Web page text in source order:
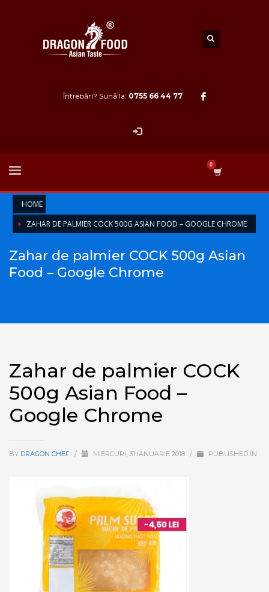
Întrebări? Sună la: 0755 66 44 77
HOME
ZAHAR DE PALMIER COCK 500G ASIAN FOOD – GOOGLE CHROME
Zahar de palmier COCK 500g Asian
Food – Google Chrome
Zahar de palmier COCK
500g Asian Food –
Google Chrome
BY DRAGON CHEF / MIERCURI, 31 IANUARIE 2018 / PUBLISHED IN